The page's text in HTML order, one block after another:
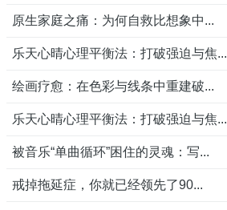
原生家庭之痛：为何自救比想象中...
乐天心晴心理平衡法：打破强迫与焦...
绘画疗愈：在色彩与线条中重建破...
乐天心晴心理平衡法：打破强迫与焦...
被音乐“单曲循环”困住的灵魂：写...
戒掉拖延症，你就已经领先了90...